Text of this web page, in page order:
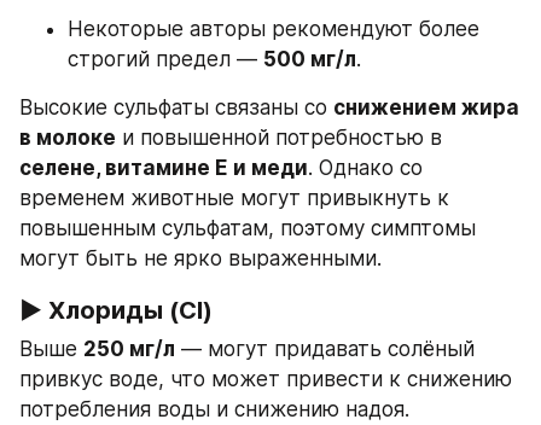
Некоторые авторы рекомендуют более
строгий предел — 500 мг/л.
Высокие сульфаты связаны со снижением жира
в молоке
селене, витамине E и меди. Однако со
временем животные могут привыкнуть к
повышенным сульфатам, поэтому симптомы
могут быть не ярко выраженными.
▶ Хлориды (Cl)
Выше 250 мг/л — могут придавать солёный
привкус воде, что может привести к снижению
потребления воды и снижению надоя.